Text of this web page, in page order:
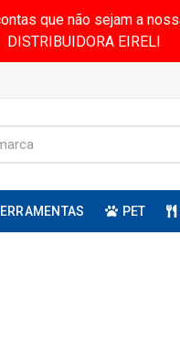
que não sejam a
DISTRIBUIDORA EIRELI
PET